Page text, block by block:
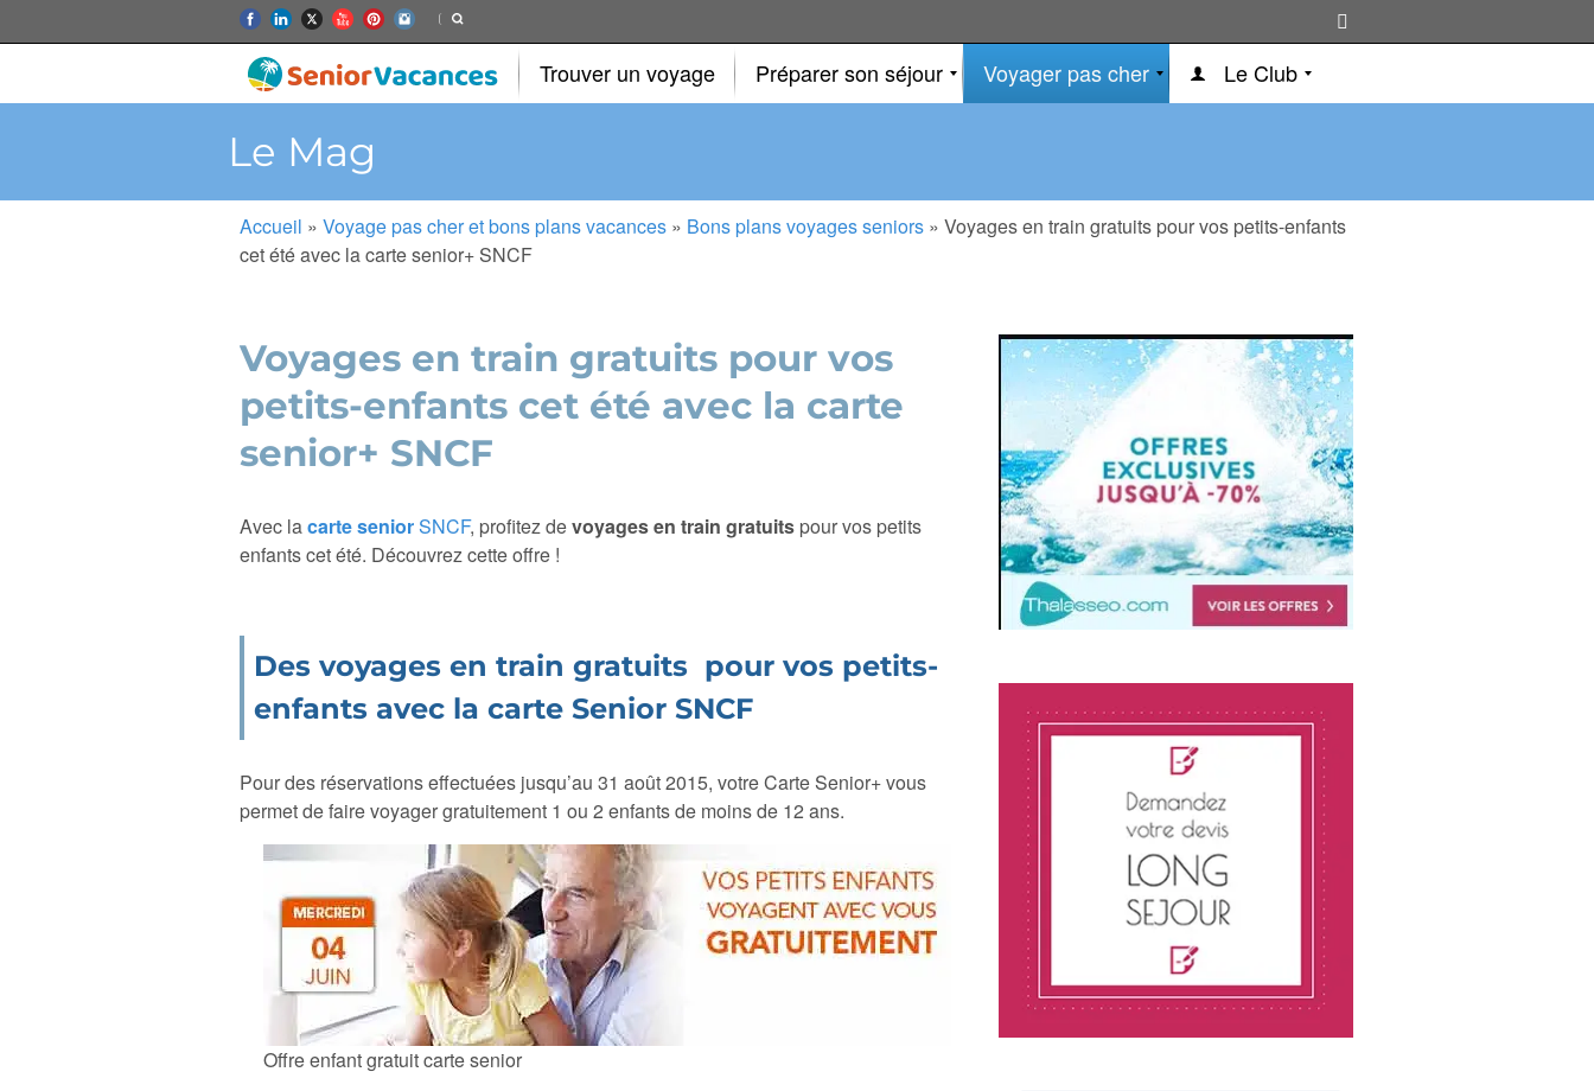
Trouver un voyage Préparer son séjour Voyager pas cher Le Club
Le Mag
Accueil » Voyage pas cher et bons plans vacances » Bons plans voyages seniors » Voyages en train gratuits pour vos petits-enfants
cet été avec la carte senior+ SNCF
Voyages en train gratuits pour vos
petits-enfants cet été avec la carte
senior+ SNCF
Avec lacarte seniorSNCF, profitez devoyages en train gratuits pour vos petits
enfants cet été. Découvrez cette offre !
Des voyages en train gratuits pour vos petits-
enfants avec la carte Senior SNCF
Pour des réservations effectuées jusqu’au 31 août 2015, votre Carte Senior+ vous
permet de faire voyagergratuitement 1 ou 2 enfants de moins de 12 ans.
Offre enfant gratuit carte senior